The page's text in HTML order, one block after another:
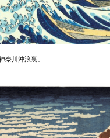
奈川沖浪裏」